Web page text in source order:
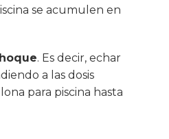
se acumulen en
. Es decir, echar
a las dosis
lona para piscina hasta